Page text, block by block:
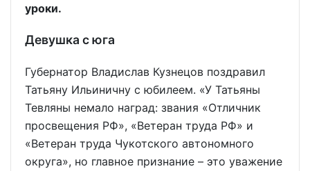
уроки.
Девушка с юга
Губернатор Владислав Кузнецов поздравил
Татьяну Ильиничну с юбилеем. «У Татьяны
Тевляны немало наград: звания «Отличник
просвещения РФ», «Ветеран труда РФ» и
«Ветеран труда Чукотского автономного
округа», но главное признание – это уважение